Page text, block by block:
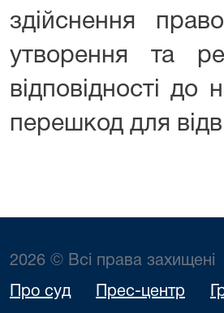
здійснення
утворення та
відповідності
перешкод для
2026 © Всі права захищені
Про суд Прес-центр